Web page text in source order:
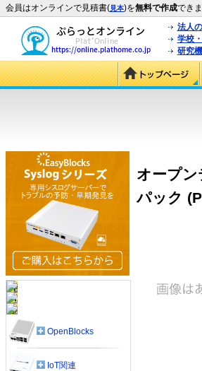
会員はオンラインで見積書(見本)を無料で作成でき
法人
学校
研究
オープ
パック
OpenBlocks
IoT関連